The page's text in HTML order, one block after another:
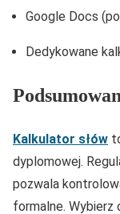
Google Docs
Dedykowane
Kalkulator słów
dyplomowej.
pozwala
formalne. Wybierz